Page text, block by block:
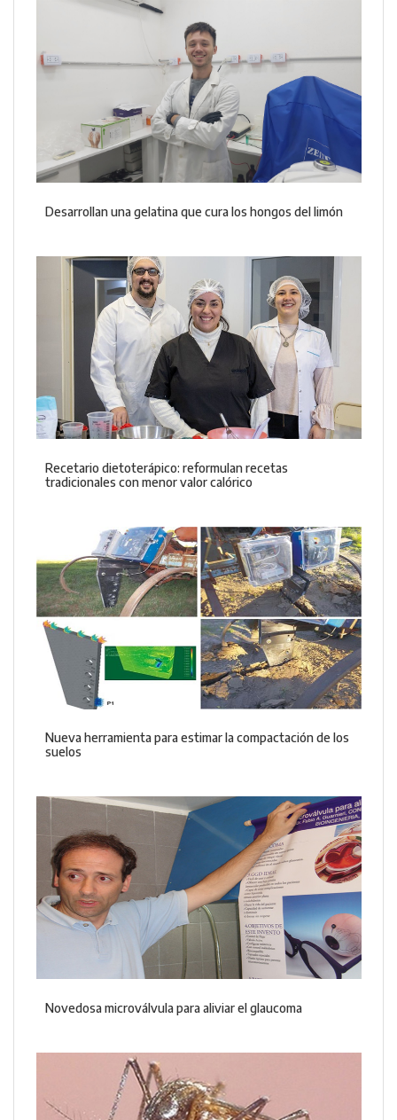
Desarrollan una gelatina que cura los hongos del limón
Recetario dietoterápico: reformulan recetas
tradicionales con menor valor calórico
Nueva herramienta para estimar la compactación de los
suelos
Novedosa microválvula para aliviar el glaucoma